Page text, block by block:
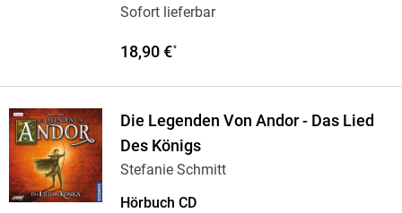
Sofort lieferbar
18,90 €*
Die Legenden Von Andor - Das Lied
Des Königs
Stefanie Schmitt
Hörbuch CD